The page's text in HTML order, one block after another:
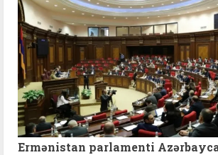
Ermənistan parlamenti